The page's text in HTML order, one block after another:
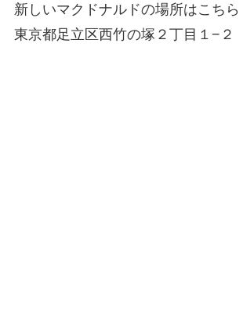
新しいマクドナルドの場所はこちら
東京都足立区西竹の塚２丁目１−２